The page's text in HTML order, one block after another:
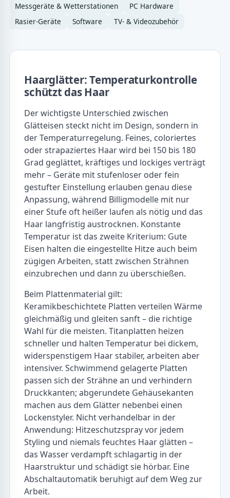
Messgeräte & Wetterstationen
PC Hardware
Rasier-Geräte
Software TV- & Videozubehör
Haarglätter: Temperaturkontrolle
schützt das Haar
Der wichtigste Unterschied zwischen
Glätteisen steckt nicht im Design, sondern in
der Temperaturregelung. Feines, coloriertes
oder strapaziertes Haar wird bei 150 bis 180
Grad geglättet, kräftiges und lockiges verträgt
mehr – Geräte mit stufenloser oder fein
gestufter Einstellung erlauben genau diese
Anpassung, während Billigmodelle mit nur
einer Stufe oft heißer laufen als nötig und das
Haar langfristig austrocknen. Konstante
Temperatur ist das zweite Kriterium: Gute
Eisen halten die eingestellte Hitze auch beim
zügigen Arbeiten, statt zwischen Strähnen
einzubrechen und dann zu überschießen.
Beim Plattenmaterial gilt:
Keramikbeschichtete Platten verteilen Wärme
gleichmäßig und gleiten sanft – die richtige
Wahl für die meisten. Titanplatten heizen
schneller und halten Temperatur bei dickem,
widerspenstigem Haar stabiler, arbeiten aber
intensiver. Schwimmend gelagerte Platten
passen sich der Strähne an und verhindern
Druckkanten; abgerundete Gehäusekanten
machen aus dem Glätter nebenbei einen
Lockenstyler. Nicht verhandelbar in der
Anwendung: Hitzeschutzspray vor jedem
Styling und niemals feuchtes Haar glätten –
das Wasser verdampft schlagartig in der
Haarstruktur und schädigt sie hörbar. Eine
Abschaltautomatik beruhigt auf dem Weg zur
Arbeit.